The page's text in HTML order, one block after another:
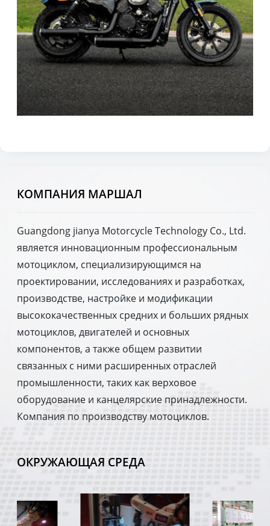
КОМПАНИЯ МАРШАЛ
Guangdong jianya Motorcycle Technology Co., Ltd.
является инновационным профессиональным
мотоциклом, специализирующимся на
проектировании, исследованиях и разработках,
производстве, настройке и модификации
высококачественных средних и больших рядных
мотоциклов, двигателей и основных
компонентов, а также общем развитии
связанных с ними расширенных отраслей
промышленности, таких как верховое
оборудование и канцелярские принадлежности.
Компания по производству мотоциклов.
ОКРУЖАЮЩАЯ СРЕДА